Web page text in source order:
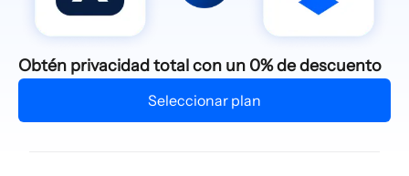
Español (ES)
Obtén privacidad total con un 0% de descuento
Seleccionar plan